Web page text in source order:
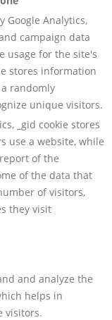
Google Analytics,
campaign data
usage for the site's
stores information
randomly
unique visitors.
_gid cookie stores
use a website, while
of the
of the data that
of visitors,
they visit
and analyze the
helps in
visitors.